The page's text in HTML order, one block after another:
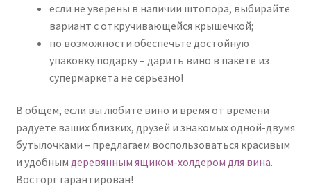
если не уверены в наличии штопора, выбирайте
вариант с откручивающейся крышечкой;
по возможности обеспечьте достойную
упаковку подарку – дарить вино в пакете из
супермаркета не серьезно!
В общем, если вы любите вино и время от времени
радуете ваших близких, друзей и знакомых одной-двумя
бутылочками – предлагаем воспользоваться красивым
и удобным деревянным ящиком-холдером для вина.
Восторг гарантирован!